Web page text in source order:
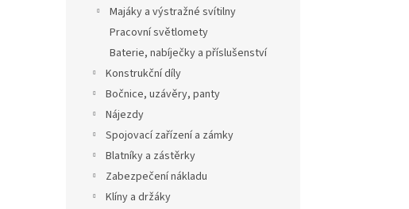
Majáky a výstražné svítilny
Pracovní světlomety
Baterie, nabíječky a příslušenství
Konstrukční díly
Bočnice, uzávěry, panty
Nájezdy
Spojovací zařízení a zámky
Blatníky a zástěrky
Zabezpečení nákladu
Klíny a držáky